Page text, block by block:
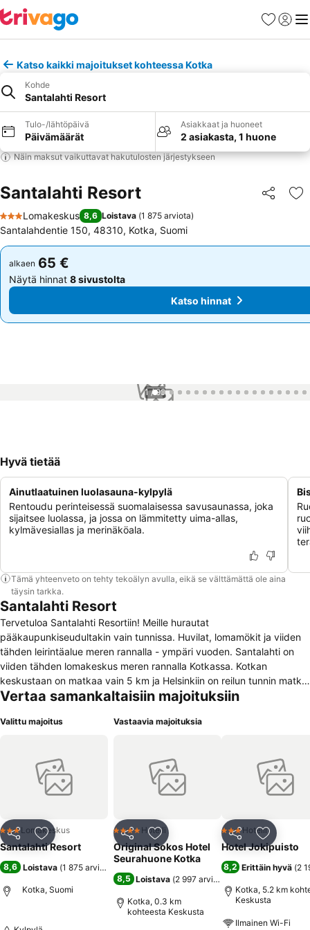
Suosikit
Katso kaikki majoitukset kohteessa Kotka
Kohde
Santalahti Resort
Tulo-/lähtöpäivä
Päivämäärät
Asiakkaat ja huoneet
2 asiakasta, 1 huone
Näin maksut vaikuttavat hakutulosten järjestykseen
Santalahti Resort Jaa
3 Tähtiluokitus
Lomakeskus 8,6 Loistava (1 875 arviota)
Santalahdentie 150, 48310, Kotka, Suomi
alkaen 65 €
Näytä hinnat 8 sivustolta
Katso hinnat
alkaen 65 €
Näytä hinnat 8 sivustolta
Katso hinnat
1 / 99
Hyvä tietää
Ainutlaatuinen luolasauna-kylpylä
Rentoudu perinteisessä suomalaisessa savusaunassa, joka
sijaitsee luolassa, ja jossa on lämmitetty uima-allas,
kylmävesiallas ja merinäköala.
Tämä yhteenveto on tehty tekoälyn avulla, eikä se välttämättä ole aina
täysin tarkka.
Santalahti Resort
Tervetuloa Santalahti Resortiin! Meille hurautat
pääkaupunkiseudultakin vain tunnissa. Huvilat, lomamökit ja viiden
tähden leirintäalue meren rannalla - ympäri vuoden. Santalahti on
viiden tähden lomakeskus meren rannalla Kotkassa. Kotkan
keskustaan on matkaa vain 5 km ja Helsinkiin on reilun tunnin matka
uutta moottoritietä. Meille ovat myös perheenne lemmikit
löylyistä savusaunassa tai perinteisessä saunassa, suppailusta,
tasokkaassa mökissä, luksushuvilassa, leirintäalueella tai ylellisessä
villassa – tai vaikka ulkona puussa, jos haluat. Lisätietoja:
https://santalahti.fi/ tai sähköpostilla info@santalahti.fi Aukioloajat:
Vertaa samankaltaisiin majoituksiin
Valittu majoitus
Jaa Lisää suosikkeihin
3 Tähtiluokitus
Lomakeskus
Santalahti Resort
8,6 Loistava (1 875 arviota
Kotka, Suomi
Vastaavia majoituksia
Jaa Lisää suosikkeihin
4 Tähtiluokitus
Hotelli
Original Sokos Hotel
Seurahuone Kotka
8,5 Loistava (2 997 arviota
Kotka, 0.3 km
kohteesta Keskusta
Jaa Lisää
3 Tähtiluokitus
Hotelli
Hotel Jokipuisto
8,2 Erittäin hyvä (2
Kotka, 5.2 km
Keskusta
Ilmainen Wi-Fi